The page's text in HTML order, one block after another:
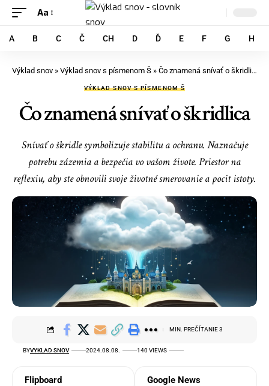
Aa
A B C Č CH D Ď E F G H
Výklad snov » Výklad snov s písmenom Š » Čo znamená snívať o škridlica
VÝKLAD SNOV S PÍSMENOM Š
Čo znamená snívať o škridlica
Snívať o škridle symbolizuje stabilitu a ochranu. Naznačuje
potrebu zázemia a bezpečia vo vašom živote. Priestor na
reflexiu, aby ste obnovili svoje životné smerovanie a pocit istoty.
BYVYKLAD SNOV 2024.08.08. 140 VIEWS
MIN. PREČÍTANIE 3
Flipboard Google News